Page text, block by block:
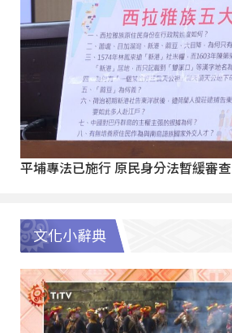
平埔專法已施行 原民身分法暫緩審查
文化小辭典